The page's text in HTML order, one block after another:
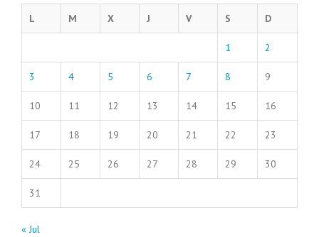
L M X J V S D
1 2
3 4 5 6 7 8 9
10 11 12 13 14 15 16
17 18 19 20 21 22 23
24 25 26 27 28 29 30
31
« Jul